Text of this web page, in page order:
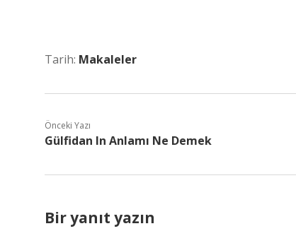
Tarih: Makaleler
Önceki Yazı
Gülfidan In Anlamı Ne Demek
Bir yanıt yazın